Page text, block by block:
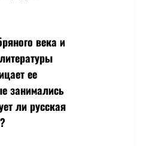
века и
ее
занимались
ли русская